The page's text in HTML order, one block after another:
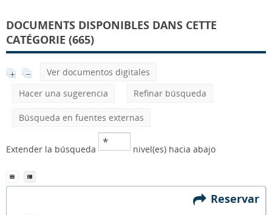
DOCUMENTS DISPONIBLES DANS CETTE
CATÉGORIE (665)
Ver documentos digitales
Hacer una sugerencia
Refinar búsqueda
Búsqueda en fuentes externas
Extender la búsqueda nivel(es) hacia abajo
Reservar